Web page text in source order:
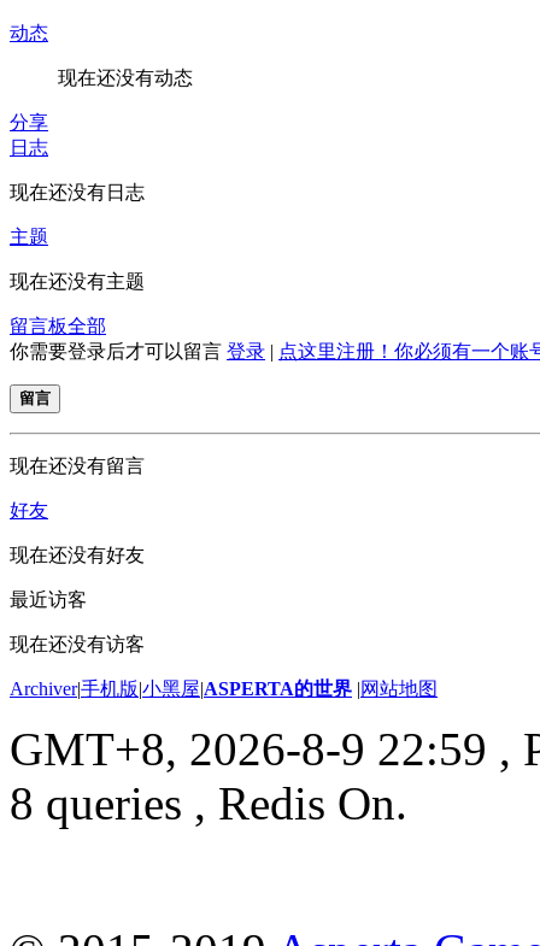
动态
现在还没有动态
分享
日志
现在还没有日志
主题
现在还没有主题
留言板全部
你需要登录后才可以留言 登录 | 点这里注册！你必须有一个账
留言
现在还没有留言
好友
现在还没有好友
最近访客
现在还没有访客
Archiver|手机版|小黑屋|ASPERTA的世界 |网站地图
GMT+8, 2026-8-9 22:59 ,
8 queries , Redis On.